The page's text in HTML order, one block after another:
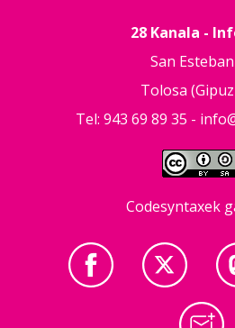
28 Kanala -
San
Tolosa
Tel: 943 69 89 35 -
Codesyntaxek